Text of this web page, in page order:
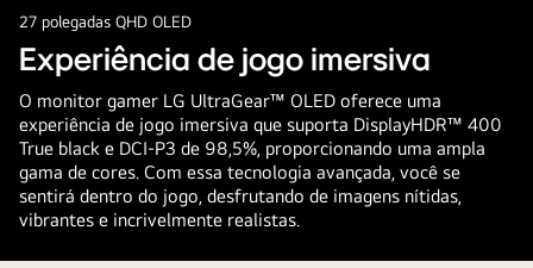
27 polegadas QHD OLED
Experiência de jogo imersiva
O monitor gamer LG UltraGear™ OLED oferece uma
experiência de jogo imersiva que suporta DisplayHDR™ 400
True black e DCI-P3 de 98,5%, proporcionando uma ampla
gama de cores. Com essa tecnologia avançada, você se
sentirá dentro do jogo, desfrutando de imagens nítidas,
vibrantes e incrivelmente realistas.